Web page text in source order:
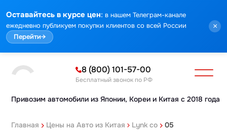
Оставайтесь в курсе цен: в нашем Телеграм-канале
ежедневно публикуем покупки клиентов со всей России
Перейти→
×
Привозим автомобили из Японии, Кореи и Китая с 2018 года
8 (800) 101-57-00
Бесплатный звонок по РФ
Главная Цены на Авто из Китая Lynk co 05